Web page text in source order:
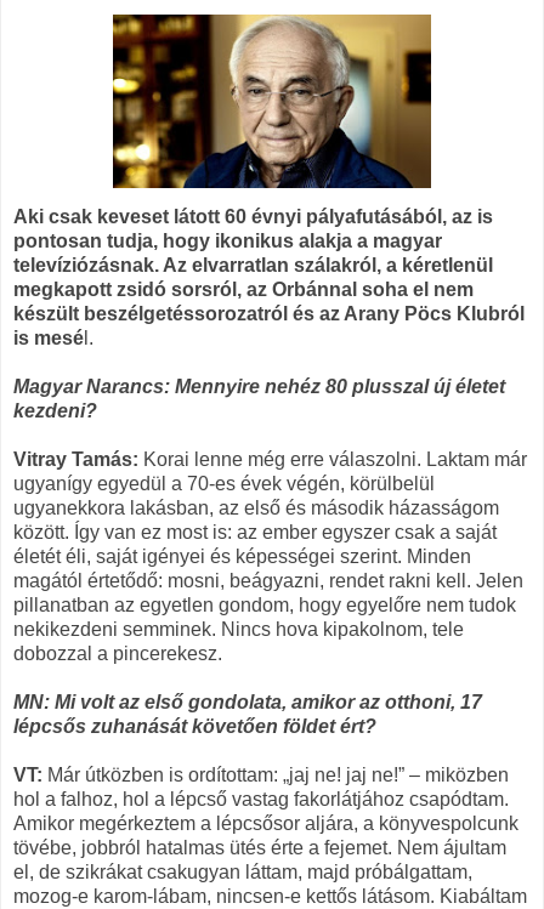
Aki csak keveset látott 60 évnyi pályafutásából, az is
pontosan tudja, hogy ikonikus alakja a magyar
televíziózásnak. Az elvarratlan szálakról, a kéretlenül
megkapott zsidó sorsról, az Orbánnal soha el nem
készült beszélgetéssorozatról és az Arany Pöcs Klubról
is mesé l.
Magyar Narancs: Mennyire nehéz 80 plusszal új életet
kezdeni?
Vitray Tamás: Korai lenne még erre válaszolni. Laktam már
ugyanígy egyedül a 70-es évek végén, körülbelül
ugyanekkora lakásban, az első és második házasságom
között. Így van ez most is: az ember egyszer csak a saját
éle­tét éli, saját igényei és képességei szerint. Minden
magától értetődő: mosni, beágyazni, rendet rakni kell. Jelen
pillanatban az egyetlen gondom, hogy egyelőre nem tudok
nekikezdeni semminek. Nincs hova kipakolnom, tele
dobozzal a pincerekesz.
MN: Mi volt az első gondolata, amikor az otthoni, 17
lépcsős zuhanását követően földet ért?
VT: Már útközben is ordítottam: „jaj ne! jaj ne!” – miközben
hol a falhoz, hol a lépcső vastag fakorlátjához csapódtam.
Amikor megérkeztem a lépcsősor aljára, a könyvespolcunk
tövébe, jobbról hatalmas ütés érte a fejemet. Nem ájultam
el, de szikrákat csakugyan láttam, majd próbálgattam,
mozog-e karom-lábam, nincsen-e kettős látásom. Kiabáltam